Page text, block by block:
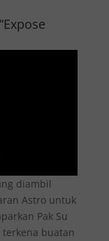
diambil
Astro untuk
Pak Su
terkena buatan